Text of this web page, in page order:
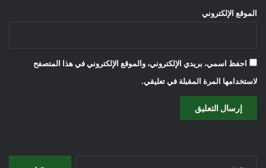
الموقع الإلكتروني
احفظ اسمي، بريدي الإلكتروني، والموقع الإلكتروني في هذا المتصفح
لاستخدامها المرة المقبلة في تعليقي.